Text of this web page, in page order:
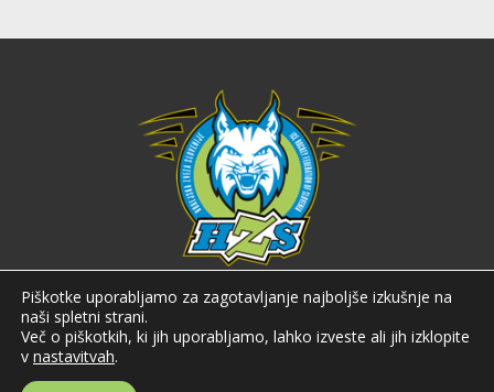
Hokejska zveza Slovenije
Hokejska zveza Slovenije (HZS) je krovna športna organizacija na področju
hokeja v Sloveniji. Organizira tekmovanja v različnih domačih in
mednarodnih hokejskih ligah in pokalih; pod njenim okriljem delujejo tudi
Piškotke uporabljamo za zagotavljanje najboljše izkušnje na
naši spletni strani.
Več o piškotkih, ki jih uporabljamo, lahko izveste ali jih izklopite
v nastavitvah.